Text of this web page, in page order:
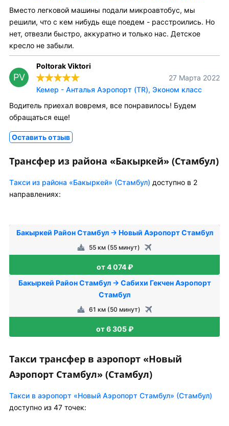
Вместо легковой машины подали микроавтобус, мы
решили, что с кем нибудь еще поедем - расстроились. Но
нет, отвезли быстро, аккуратно и только нас. Детское
кресло не забыли.
PV
Poltorak Viktori
27 Марта 2022
Кемер - Анталья Аэропорт (TR), Эконом класс
Водитель приехал вовремя, все понравилось! Будем
обращаться еще!
Оставить отзыв
Трансфер из района «Бакыркей» (Стамбул)
Tакси из района «Бакыркей» (Стамбул) доступно в 2
направлениях:
Бакыркей Район Стамбул → Новый Аэропорт Стамбул
55 км (55 минут)
от 4 074 ₽
Бакыркей Район Стамбул → Сабихи Гекчен Аэропорт
Стамбул
61 км (50 минут)
от 6 305 ₽
Такси трансфер в аэропорт «Новый
Аэропорт Стамбул» (Стамбул)
Такси в аэропорт «Новый Аэропорт Стамбул» (Стамбул)
доступно из 47 точек: